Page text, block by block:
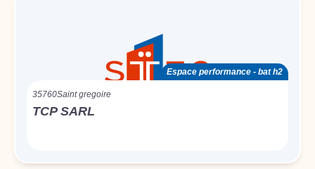
Espace performance - bat h2
35760Saint gregoire
TCP SARL